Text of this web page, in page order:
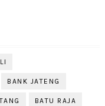
BANK JATENG
BATU RAJA